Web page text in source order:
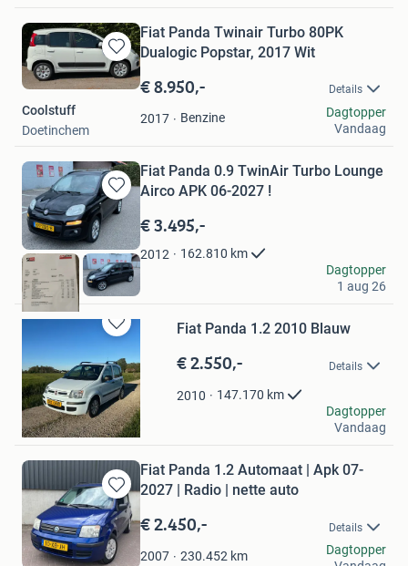
Bewaren
in
Favorieten
Fiat Panda Twinair Turbo 80PK
Dualogic Popstar, 2017 Wit
€ 8.950,- Details
2017 Benzine
Coolstuff
Doetinchem
Dagtopper
Vandaag
Bewaren
in
Mijn
Favorieten
Fiat Panda 0.9 TwinAir Turbo Lounge
Airco APK 06-2027 !
€ 3.495,-
2012 162.810 km
Tom
Soest
Dagtopper
1 aug 26
Bewaren
in
Mijn
Favorieten
Fiat Panda 1.2 2010 Blauw
€ 2.550,- Details
2010 147.170 km
SvE Cars
Langbroek
Dagtopper
Vandaag
Bewaren
in
Mijn
Favorieten
Fiat Panda 1.2 Automaat | Apk 07-
2027 | Radio | nette auto
€ 2.450,- Details
2007 230.452 km
Buitenhuis Auto's
Dagtopper